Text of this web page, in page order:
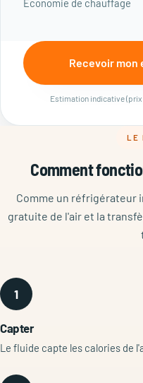
Économie de chauffage
Recevoir mon
Estimation indicative
LE
Comment
Comme un réfrigérateur
gratuite de l'air et la
1
Capter
Le fluide capte les calories de